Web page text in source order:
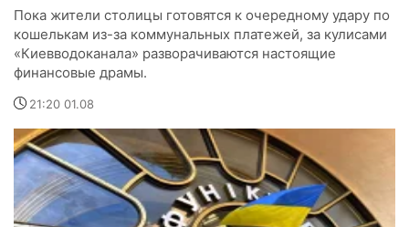
Пока жители столицы готовятся к очередному удару по
кошелькам из-за коммунальных платежей, за кулисами
«Киевводоканала» разворачиваются настоящие
финансовые драмы.
21:20 01.08